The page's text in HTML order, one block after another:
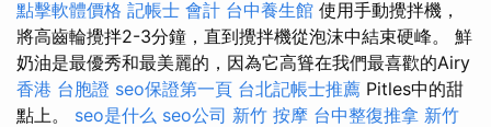
點擊軟體價格 記帳士 會計 台中養生館 使用手動攪拌機，
將高齒輪攪拌2-3分鐘，直到攪拌機從泡沫中結束硬峰。 鮮
奶油是最優秀和最美麗的，因為它高聳在我們最喜歡的Airy
香港 台胞證 seo保證第一頁 台北記帳士推薦 Pitles中的甜
點上。 seo是什么 seo公司 新竹 按摩 台中整復推拿 新竹